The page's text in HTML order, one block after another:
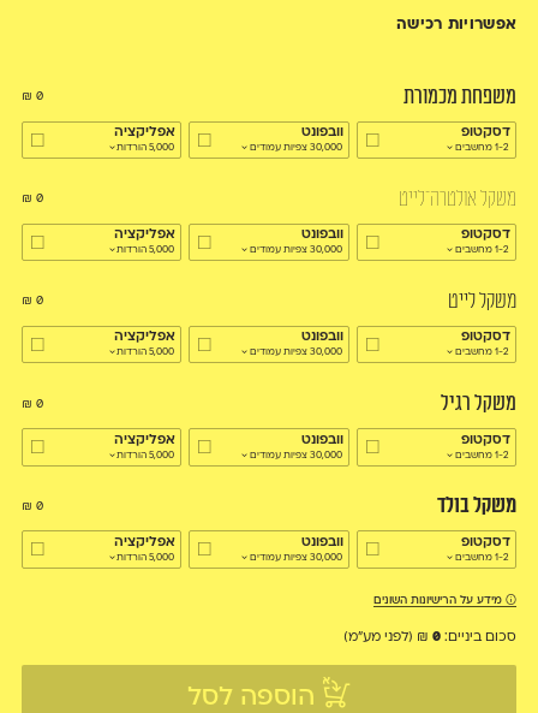
אפשרויות רכישה
משפחת מכמורת
דסקטופ
1-2 מחשבים
וובפונט
30,000 צפיות עמודים
אפליקציה
5,000 הורדות
0
₪
משקל אולטרה־לייט
דסקטופ
1-2 מחשבים
וובפונט
30,000 צפיות עמודים
אפליקציה
5,000 הורדות
0
₪
משקל לייט
דסקטופ
1-2 מחשבים
וובפונט
30,000 צפיות עמודים
אפליקציה
5,000 הורדות
0
₪
משקל רגיל
דסקטופ
1-2 מחשבים
וובפונט
30,000 צפיות עמודים
אפליקציה
5,000 הורדות
0
₪
משקל בולד
דסקטופ
1-2 מחשבים
וובפונט
30,000 צפיות עמודים
אפליקציה
5,000 הורדות
0
₪
מידע על הרישיונות השונים
סכום ביניים: 0
₪ (לפני מע״מ)
הוספה לסל